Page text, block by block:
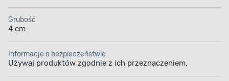
Grubość
4 cm
Informacje o bezpieczeństwie
Używaj produktów zgodnie z ich przeznaczeniem.